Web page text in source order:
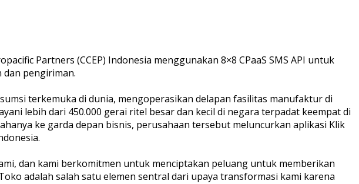
Partners (CCEP) Indonesia menggunakan 8×8 CPaaS SMS API untuk
pengiriman.
terkemuka di dunia, mengoperasikan delapan fasilitas manufaktur di
lebih dari 450.000 gerai ritel besar dan kecil di negara terpadat keempat di
ke garda depan bisnis, perusahaan tersebut meluncurkan aplikasi Klik
dan kami berkomitmen untuk menciptakan peluang untuk memberikan
adalah salah satu elemen sentral dari upaya transformasi kami karena